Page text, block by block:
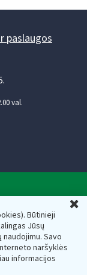
Būtinieji
Jūsų
Savo
naršyklės
informacijos
paslaugos
val.
el.paštas:
Lietuvos